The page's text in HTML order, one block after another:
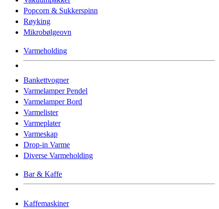
Popcorn & Sukkerspinn
Røyking
Mikrobølgeovn
Varmeholding
Bankettvogner
Varmelamper Pendel
Varmelamper Bord
Varmelister
Varmeplater
Varmeskap
Drop-in Varme
Diverse Varmeholding
Bar & Kaffe
Kaffemaskiner